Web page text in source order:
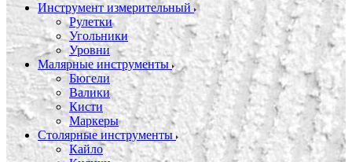
Инструмент измерительный
Рулетки
Угольники
Уровни
Малярные инструменты
Бюгели
Валики
Кисти
Маркеры
Столярные инструменты
Кайло